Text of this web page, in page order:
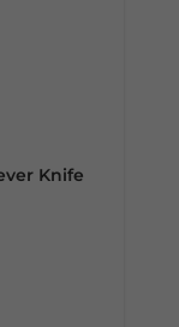
Knife